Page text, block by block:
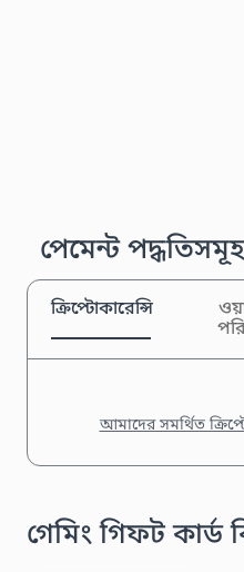
পেমেন্ট পদ্ধতিসমূহ
ক্রিপ্টোকারেন্সি
আমাদের সমর্থিত
গেমিং গিফট কার্ড